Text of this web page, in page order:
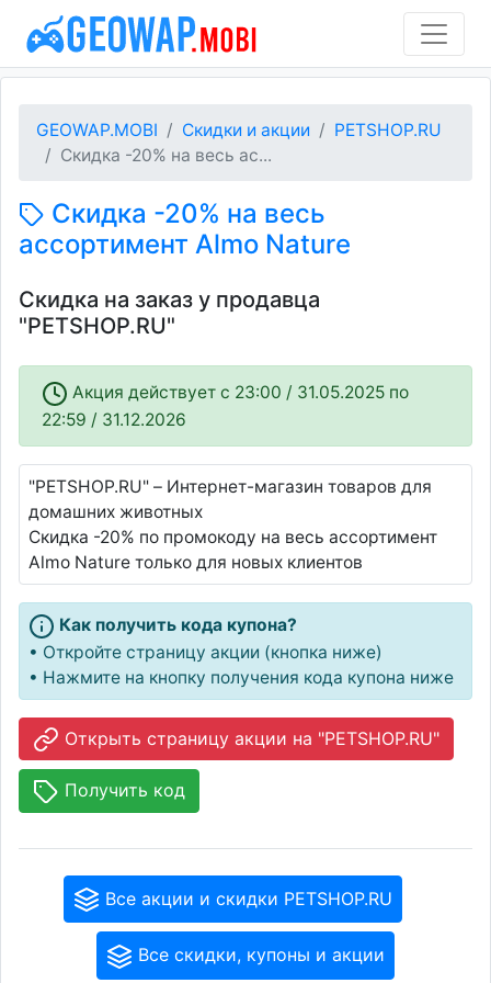
GEOWAP.MOBI Скидки и акции
PETSHOP.RU
Скидка -20% на весь ас...
Скидка -20% на весь
ассортимент Almo Nature
Скидка на заказ у продавца
"PETSHOP.RU"
Акция действует c 23:00 / 31.05.2025 по
22:59 / 31.12.2026
"PETSHOP.RU" – Интернет-магазин товаров для
домашних животных
Скидка -20% по промокоду на весь ассортимент
Almo Nature только для новых клиентов
Как получить кода купона?
• Откройте страницу акции (кнопка ниже)
• Нажмите на кнопку получения кода купона ниже
Открыть страницу акции на "PETSHOP.RU"
Получить код
Все акции и скидки PETSHOP.RU
Все скидки, купоны и акции